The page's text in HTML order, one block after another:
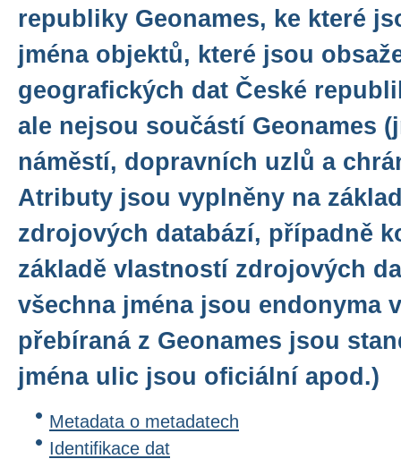
republiky Geonames, ke které
jména objektů, které jsou
geografických dat České
ale nejsou součástí Geonames
náměstí, dopravních uzlů a
Atributy jsou vyplněny na
zdrojových databází, případně
základě vlastností zdrojových
všechna jména jsou endonyma
přebíraná z Geonames jsou
jména ulic jsou oficiální apod.)
Metadata o metadatech
Identifikace dat